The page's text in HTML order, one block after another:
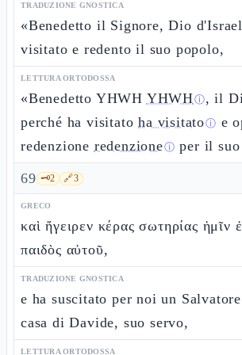
TRADUZIONE GNOSTICA
«Benedetto il Signore, Dio
visitato e redento il suo popolo,
LETTURA ORTODOSSA
«Benedetto YHWH YHWHⓘ, il
perché ha visitatoha visitatoⓘ e
redenzione redenzioneⓘ per il
69 🗝️2 🔗3
GRECO
καὶ ἤγειρεν κέρας σωτηρίας ἡμῖν
παιδὸς αὐτοῦ,
TRADUZIONE GNOSTICA
e ha suscitato per noi un
casa di Davide, suo servo,
LETTURA ORTODOSSA